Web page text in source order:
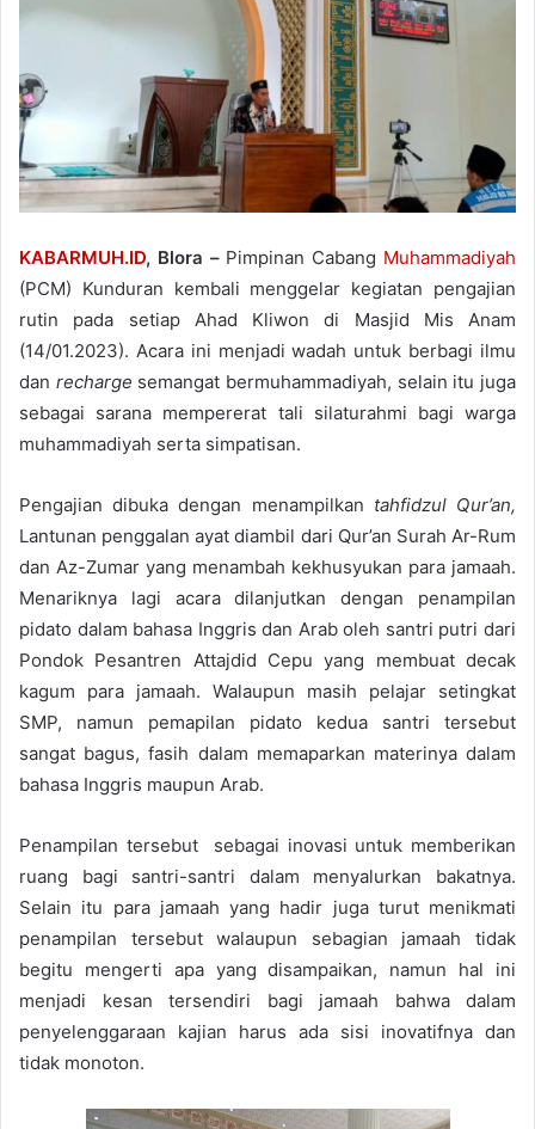
KABARMUH.ID, Blora –Pimpinan Cabang Muhammadiyah
(PCM) Kunduran kembali menggelar kegiatan pengajian
rutin pada setiap Ahad Kliwon di Masjid Mis Anam
(14/01.2023). Acara ini menjadi wadah untuk berbagi ilmu
dan recharge semangat bermuhammadiyah, selain itu juga
sebagai sarana mempererat tali silaturahmi bagi warga
muhammadiyah serta simpatisan.
Pengajian dibuka dengan menampilkan tahfidzul Qur’an,
Lantunan penggalan ayat diambil dari Qur’an Surah Ar-Rum
dan Az-Zumar yang menambah kekhusyukan para jamaah.
Menariknya lagi acara dilanjutkan dengan penampilan
pidato dalam bahasa Inggris dan Arab oleh santri putri dari
Pondok Pesantren Attajdid Cepu yang membuat decak
kagum para jamaah. Walaupun masih pelajar setingkat
SMP, namun pemapilan pidato kedua santri tersebut
sangat bagus, fasih dalam memaparkan materinya dalam
bahasa Inggris maupun Arab.
Penampilan tersebut sebagai inovasi untuk memberikan
ruang bagi santri-santri dalam menyalurkan bakatnya.
Selain itu para jamaah yang hadir juga turut menikmati
penampilan tersebut walaupun sebagian jamaah tidak
begitu mengerti apa yang disampaikan, namun hal ini
menjadi kesan tersendiri bagi jamaah bahwa dalam
penyelenggaraan kajian harus ada sisi inovatifnya dan
tidak monoton.